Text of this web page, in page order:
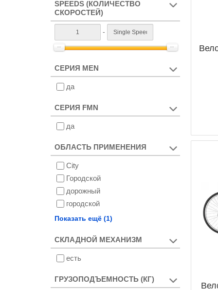
700
SPEEDS (КОЛИЧЕСТВО
СКОРОСТЕЙ)
-
СЕРИЯ MEN
да
СЕРИЯ FMN
да
ОБЛАСТЬ ПРИМЕНЕНИЯ
City
Городской
дорожный
городской
туристический
Показать ещё (1)
СКЛАДНОЙ МЕХАНИЗМ
есть
ГРУЗОПОДЪЕМНОСТЬ (КГ)